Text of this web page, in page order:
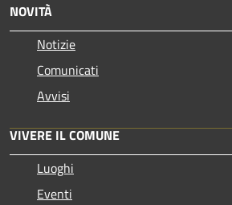
NOVITÀ
Notizie
Comunicati
Avvisi
VIVERE IL COMUNE
Luoghi
Eventi